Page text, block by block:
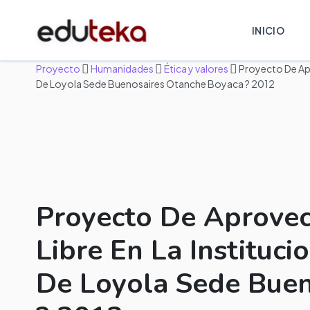
INICIO
Proyecto Humanidades Ética y valores
Proyecto De
De Loyola Sede Buenosaires Otanche Boyaca ? 2012
Proyecto De
Libre En La
De Loyola Sede